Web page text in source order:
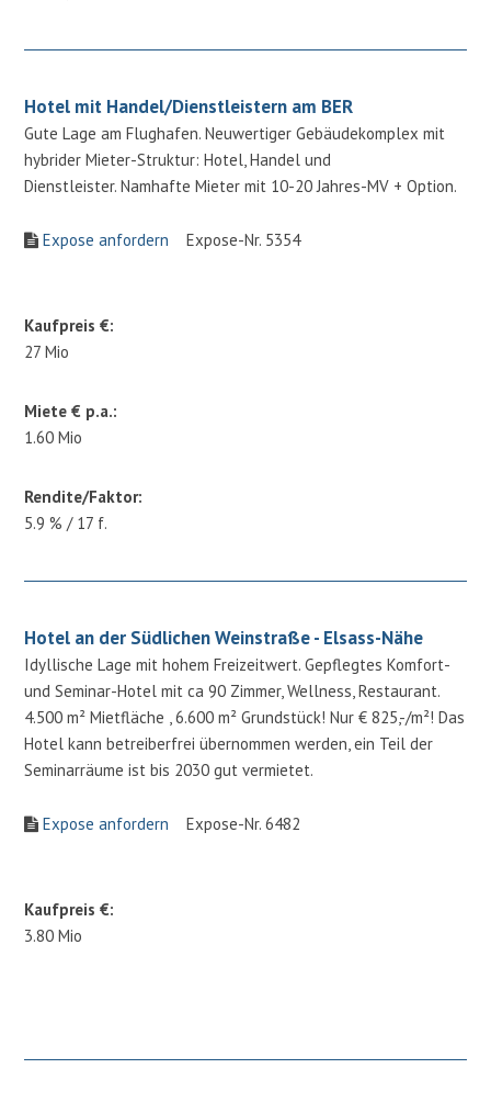
Hotel mit Handel/Dienstleistern am BER
Gute Lage am Flughafen. Neuwertiger Gebäudekomplex mit
hybrider Mieter-Struktur: Hotel, Handel und
Dienstleister. Namhafte Mieter mit 10-20 Jahres-MV + Option.
Expose anfordern Expose-Nr. 5354
Kaufpreis €:
27 Mio
Miete € p.a.:
1.60 Mio
Rendite/Faktor:
5.9 % / 17 f.
Hotel an der Südlichen Weinstraße - Elsass-Nähe
Idyllische Lage mit hohem Freizeitwert. Gepflegtes Komfort-
und Seminar-Hotel mit ca 90 Zimmer, Wellness, Restaurant.
4.500 m² Mietfläche , 6.600 m² Grundstück! Nur € 825,-/m²! Das
Hotel kann betreiberfrei übernommen werden, ein Teil der
Seminarräume ist bis 2030 gut vermietet.
Expose anfordern Expose-Nr. 6482
Kaufpreis €:
3.80 Mio